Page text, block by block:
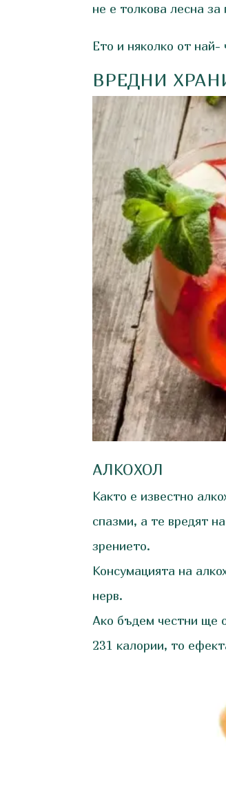
не е толкова лесна за
Ето и няколко от най-
ВРЕДНИ
АЛКОХОЛ
Както е известно
спазми, а те вредят
зрението.
Консумацията на
нерв.
Ако бъдем честни ще
231 калории, то